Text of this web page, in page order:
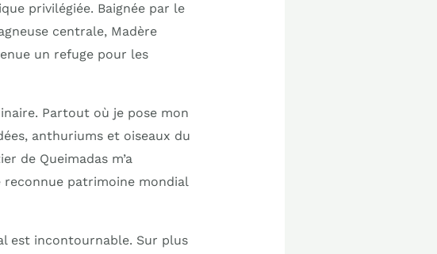
privilégiée. Baignée par le
centrale, Madère
un refuge pour les
Partout où je pose mon
anthuriums et oiseaux du
de Queimadas m’a
patrimoine mondial
est incontournable. Sur plus